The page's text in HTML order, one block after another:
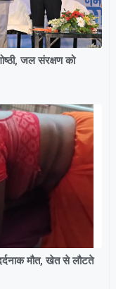
जल संरक्षण को
मौत, खेत से लौटते